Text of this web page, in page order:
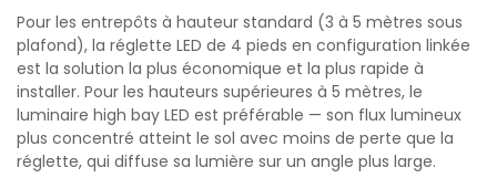
Pour les entrepôts à hauteur standard (3 à 5 mètres sous
plafond), la réglette LED de 4 pieds en configuration linkée
est la solution la plus économique et la plus rapide à
installer. Pour les hauteurs supérieures à 5 mètres, le
luminaire high bay LED est préférable — son flux lumineux
plus concentré atteint le sol avec moins de perte que la
réglette, qui diffuse sa lumière sur un angle plus large.